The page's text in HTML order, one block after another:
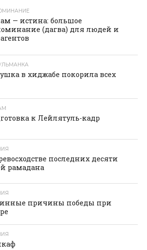
— истина: большое
(дагва) для людей и
в хиджабе покорила всех
к Лейлятуль-кадр
последних десяти
рамадана
причины победы при